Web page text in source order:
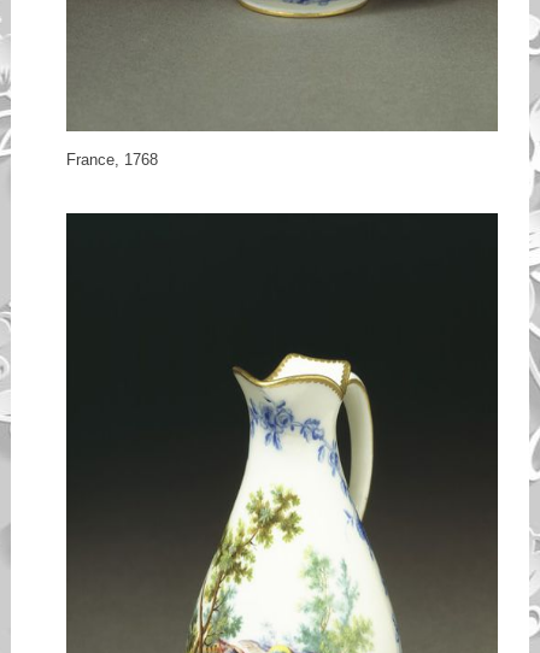
France, 1768